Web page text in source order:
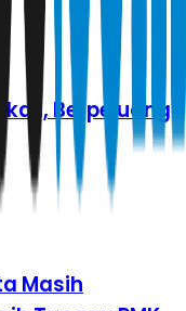
Berpeluang
Masih